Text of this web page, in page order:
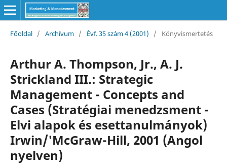
Főoldal / Archívum / Évf. 35 szám 4 (2001) / Könyvismertetés
Arthur A. Thompson, Jr., A. J.
Strickland III.: Strategic
Management - Concepts and
Cases (Stratégiai menedzsment -
Elvi alapok és esettanulmányok)
Irwin/'McGraw-Hill, 2001 (Angol
nyelven)